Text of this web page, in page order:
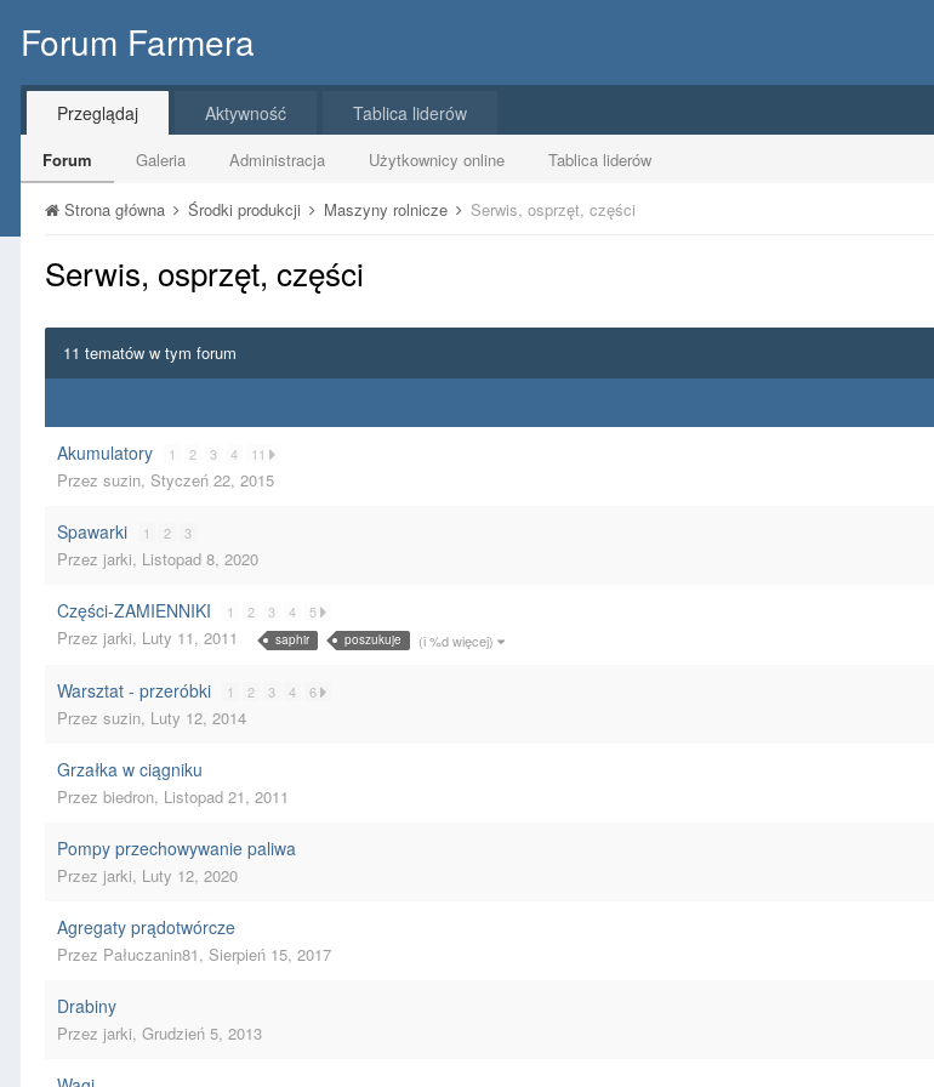
Forum Farmera
Przeglądaj
Forum Galeria Administracja Użytkownicy online Tablica liderów
Aktywność Tablica liderów
Strona główna Środki produkcji Maszyny rolnicze Serwis, osprzęt, części
Serwis, osprzęt, części
11 tematów w tym forum
Akumulatory 1 2 3 4 11
Przez suzin, Styczeń 22, 2015
Spawarki 1 2 3
Przez jarki, Listopad 8, 2020
Części-ZAMIENNIKI 1 2 3 4 5
Przez jarki, Luty 11, 2011 saphir poszukuje (i %d więcej)
Warsztat - przeróbki 1 2 3 4 6
Przez suzin, Luty 12, 2014
Grzałka w ciągniku
Przez biedron, Listopad 21, 2011
Pompy przechowywanie paliwa
Przez jarki, Luty 12, 2020
Agregaty prądotwórcze
Przez Pałuczanin81, Sierpień 15, 2017
Drabiny
Przez jarki, Grudzień 5, 2013